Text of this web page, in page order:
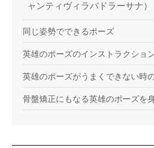
ャンティヴィラバドラーサナ）
同じ姿勢でできるポーズ
英雄のポーズのインストラクショ
英雄のポーズがうまくできない時
骨盤矯正にもなる英雄のポーズを